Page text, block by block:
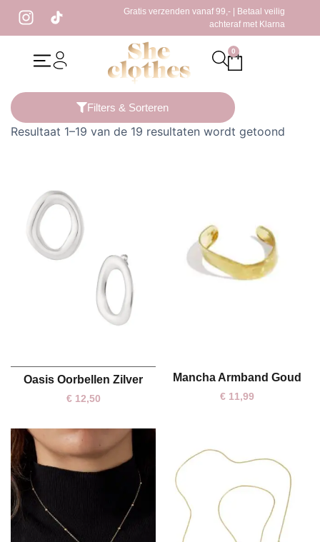
Gratis verzenden vanaf 99,- | Betaal veilig
achteraf met Klarna
0
/ Producten getagged “ovale vorm”
Filters & Sorteren
Resultaat 1–19 van de 19 resultaten wordt getoond
One size
Oasis Oorbellen Zilver
€12,50
One size
Mancha Armband Goud
€11,99